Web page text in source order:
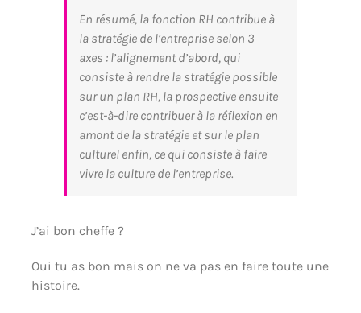
En résumé, la fonction RH contribue à
la stratégie de l’entreprise selon 3
axes : l’alignement d’abord, qui
consiste à rendre la stratégie possible
sur un plan RH, la prospective ensuite
c’est-à-dire contribuer à la réflexion en
amont de la stratégie et sur le plan
culturel enfin, ce qui consiste à faire
vivre la culture de l’entreprise.
J’ai bon cheffe ?
Oui tu as bon mais on ne va pas en faire toute une
histoire.